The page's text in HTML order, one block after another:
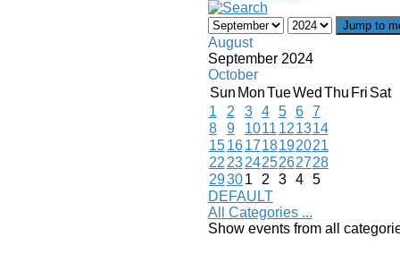
Jump to
August
September 2024
October
Sun MonTueWed Thu Fri Sat
1
2 3 4 5 6
7
8
9 1011 121314
15161718192021
22 232425262728
29301 2 3 4
5
DEFAULT
All Categories ...
Show events from all